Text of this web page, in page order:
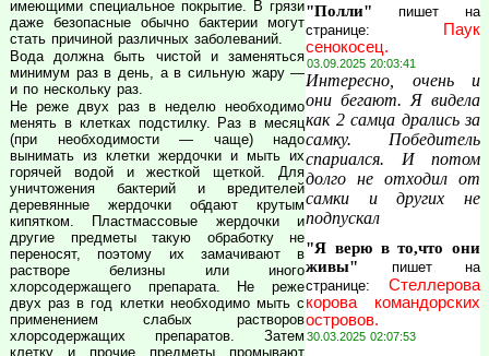
имеющими специальное покрытие. В грязи
даже безопасные обычно бактерии могут
стать причиной различных заболеваний.
Вода должна быть чистой и заменяться
минимум раз в день, а в сильную жару —
и по нескольку раз.
Не реже двух раз в неделю необходимо
менять в клетках подстилку. Раз в месяц
(при необходимости — чаще) надо
вынимать из клетки жердочки и мыть их
горячей водой и жесткой щеткой. Для
уничтожения бактерий и вредителей
деревянные жердочки обдают крутым
кипятком. Пластмассовые жердочки и
другие предметы такую обработку не
переносят, поэтому их замачивают в
растворе белизны или иного
хлорсодержащего препарата. Не реже
двух раз в год клетки необходимо мыть с
применением слабых растворов
хлорсодержащих препаратов. Затем
клетку и прочие предметы промывают
"Полли" пишет на
странице:
Паук
сенокосец.
03.09.2025 20:03:41
Интересно, очень и
они бегают. Я видела
как 2 самца дрались за
самку. Победитель
спариался. И потом
долго не отходил от
самки и других не
подпускал
"Я верю в то,что они
живы" пишет на
странице: Стеллерова
корова командорских
островов.
30.03.2025 02:07:53